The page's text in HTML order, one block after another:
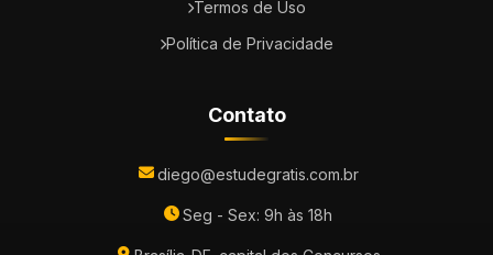
Termos de Uso
Política de Privacidade
Contato
diego@estudegratis.com.br
Seg - Sex: 9h às 18h